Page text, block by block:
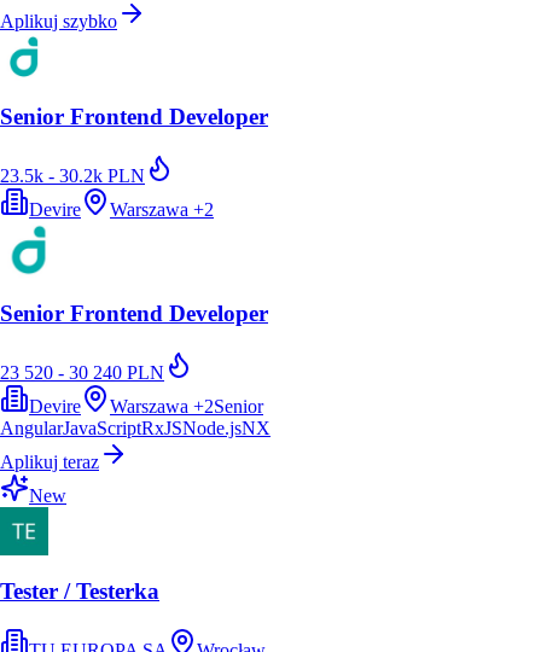
Aplikuj szybko
Senior Frontend Developer
23.5k - 30.2k PLN
Devire
Warszawa +2
Senior Frontend Developer
23 520 - 30 240 PLN
Devire
Warszawa +2Senior
AngularJavaScriptRxJSNode.jsNX
Aplikuj teraz
New
Tester / Testerka